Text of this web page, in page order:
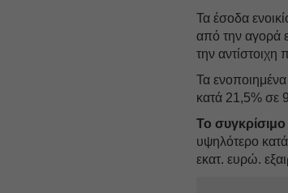
Τα έσοδα
από την αγορά
την
Τα
κατά 21,5% σε
Το
υψηλότερο
εκατ. ευρώ.